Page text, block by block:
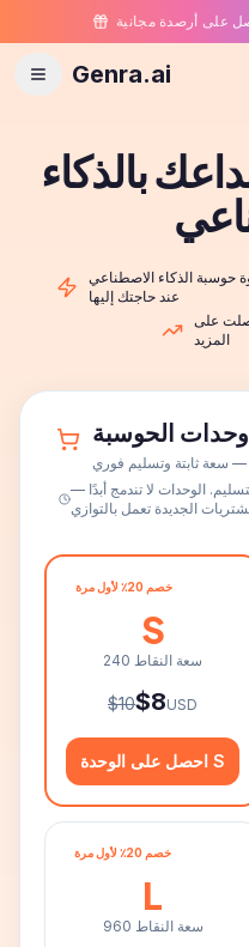
على أرصدة مجانية
Genra.ai
بالذكاء
حوسبة الذكاء الاصطناعي
عند حاجتك إليها
على
المزيد
وحدات الحوسبة
30 يومًا من التسليم. الوحدات لا تندمج أبدًا —
خصم 20٪ لأول مرة
S
240 سعة النقاط
$10$8USD
احصل على الوحدة S
خصم 20٪ لأول مرة
L
960 سعة النقاط